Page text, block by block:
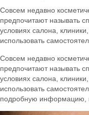
Совсем недавно
предпочитают называть
условиях салона,
использовать
Совсем недавно
предпочитают называть
условиях салона,
использовать
подробную информацию,